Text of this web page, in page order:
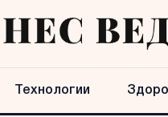
Технологии